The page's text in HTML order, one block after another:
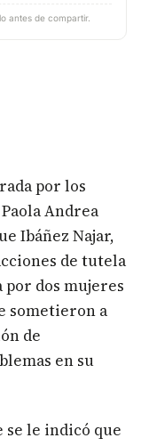
antes de compartir.
por los
Andrea
Ibáñez Najar,
de tutela
por dos mujeres
sometieron a
de
en su
se le indicó que